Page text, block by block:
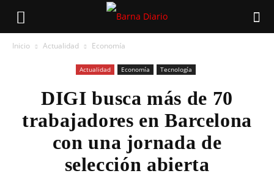
Inicio Actualidad Economía
Actualidad Economía Tecnología
DIGI busca más de 70
trabajadores en Barcelona
con una jornada de
selección abierta